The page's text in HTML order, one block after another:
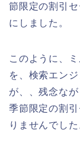
節限定の割引
にしました。
このように、
を、検索エン
が、、残念な
季節限定の割
りませんでした